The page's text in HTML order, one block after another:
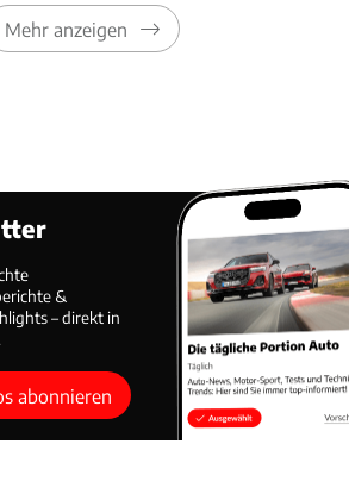
Mehr anzeigen
&
– direkt in
abonnieren